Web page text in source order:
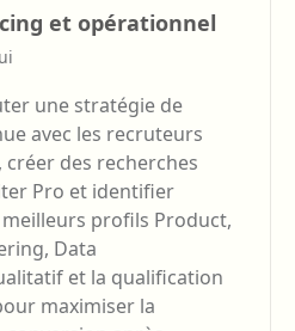
et opérationnel
une stratégie de
avec les recruteurs
créer des recherches
Pro et identifier
profils Product,
Data
et la qualification
maximiser la